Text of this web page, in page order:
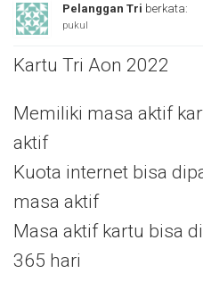
Pelanggan Tri berkata:
pukul
Kartu Tri Aon 2022
Memiliki masa aktif
aktif
Kuota internet bisa
masa aktif
Masa aktif kartu bisa
365 hari